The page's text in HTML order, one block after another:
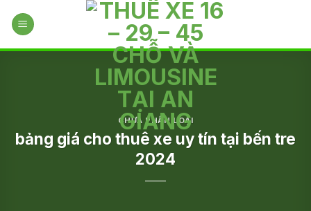
CHƯA PHÂN LOẠI
bảng giá cho thuê xe uy tín tại bến tre
2024